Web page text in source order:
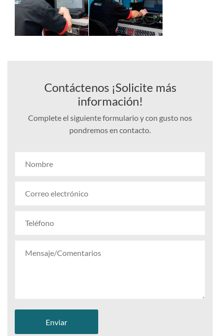
Contáctenos ¡Solicite más
información!
Complete el siguiente formulario y con gusto nos
pondremos en contacto.